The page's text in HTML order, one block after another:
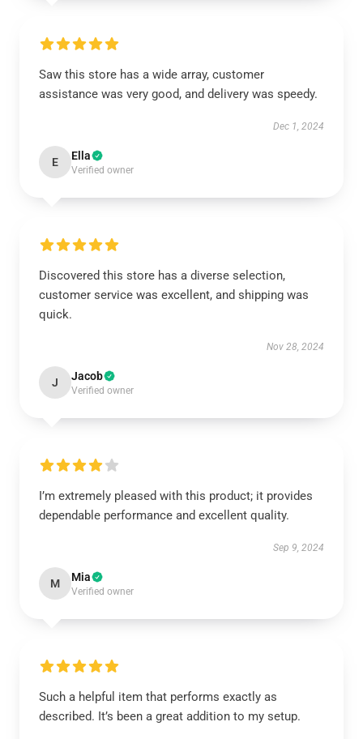
Saw this store has a wide array, customer
assistance was very good, and delivery was speedy.
Dec 1, 2024
E Ella
Verified owner
Discovered this store has a diverse selection,
customer service was excellent, and shipping was
quick.
Nov 28, 2024
J Jacob
Verified owner
I’m extremely pleased with this product; it provides
dependable performance and excellent quality.
Sep 9, 2024
M Mia
Verified owner
Such a helpful item that performs exactly as
described. It’s been a great addition to my setup.